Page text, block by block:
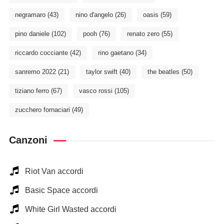
negramaro(43) nino d'angelo(26) oasis (59)
pino daniele(102) pooh(76) renato zero(55)
riccardo cocciante(42) rino gaetano(34)
sanremo 2022(21) taylor swift(40) the beatles (50)
tiziano ferro(67) vasco rossi (105)
zucchero fornaciari (49)
Canzoni
Riot Van accordi
Basic Space accordi
White Girl Wasted accordi